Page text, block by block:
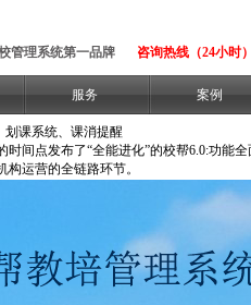
管理系统第一品牌 咨询热线（24小时
服务 案例
课系统、课消提醒
时间点发布了“全能进化”的校帮6.0:功
运营的全链路环节。